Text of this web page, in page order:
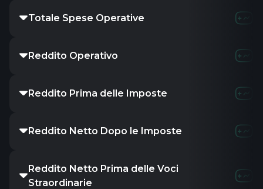
Totale Spese Operative
Reddito Operativo 5.5B7.74B
Reddito Prima delle Imposte 5.74B
Reddito Netto Dopo le Imposte 4.73B
Reddito Netto Prima delle Voci
Straordinarie
4.73B